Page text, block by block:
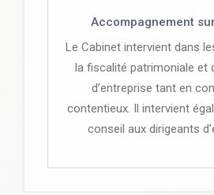
Accompagnement
Le Cabinet intervient dans
la fiscalité patrimoniale et
d’entreprise tant en
contentieux. Il intervient
conseil aux dirigeants